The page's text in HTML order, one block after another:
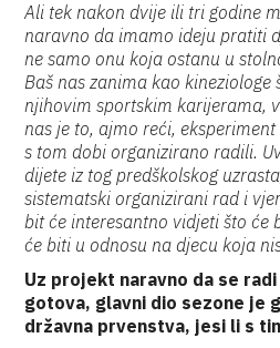
Ali tek nakon dvije ili tri godine
naravno da imamo ideju pratiti
ne samo onu koja ostanu u
Baš nas zanima kao kineziologe
njihovim sportskim karijerama,
nas je to, ajmo reći,
s tom dobi organizirano radili.
dijete iz tog predškolskog
sistematski organizirani rad i
bit će interesantno vidjeti što će
će biti u odnosu na djecu koja
Uz projekt naravno da se
gotova, glavni dio sezone je
državna prvenstva, jesi li s